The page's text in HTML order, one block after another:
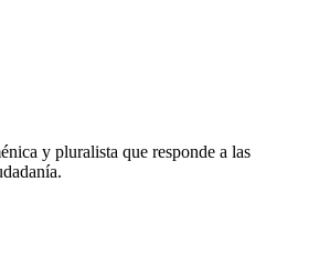
y pluralista que responde a las